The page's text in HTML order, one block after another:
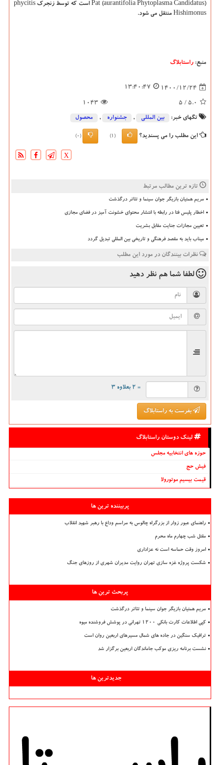
(Pat (aurantifolia Phytoplasma Candidatus است که توسط زنجرک phycitis
Hishimonus منتقل می شود.
منبع: راستابلاگ
1400/12/24
13:40:47
5.0
/ 5
1043
تگهای خبر: بین المللی , جشنواره , محصول
این مطلب را می پسندید؟ (1)
(0)
X
تازه ترین مطالب مرتبط
مریم همتیان بازیگر جوان سینما و تئاتر درگذشت
اخطار پلیس فتا در رابطه با انتشار محتوای خشونت آمیز در فضای مجازی
تعیین مجازات جنایت مقابل بشریت
میناب باید به مقصد فرهنگی و تاریخی بین المللی تبدیل گردد
نظرات بینندگان در مورد این مطلب
لطفا شما هم نظر دهید
= ۲ بعلاوه ۳
بفرست به راستابلاگ
لینک دوستان راستابلاگ
حوزه های انتخابیه مجلس
فیش حج
قیمت بیسیم موتورولا
پربیننده ترین ها
راهنمای عبور زوار از بزرگراه چالوس به مراسم وداع با رهبر شهید انقلاب
مقتل شب چهارم ماه محرم
امروز وقت حماسه است نه عزاداری
شکست پروژه غزه سازی تهران روایت مدیران شهری از روزهای جنگ
پربحث ترین ها
مریم همتیان بازیگر جوان سینما و تئاتر درگذشت
کپی اطلاعات کارت بانکی ۱۲۰۰ تهرانی در پوشش فروشنده میوه
ترافیک سنگین در جاده های شمال مسیرهای اربعین روان است
نشست برنامه ریزی موکب جاماندگان اربعین برگزار شد
جدیدترین ها